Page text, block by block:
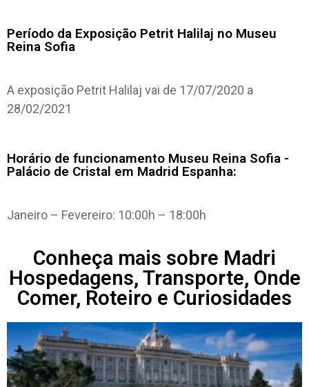
Período da Exposição Petrit Halilaj no Museu
Reina Sofia
A exposição Petrit Halilaj vai de 17/07/2020 a
28/02/2021
Horário de funcionamento Museu Reina Sofia -
Palácio de Cristal em Madrid Espanha:
Janeiro – Fevereiro: 10:00h – 18:00h
Conheça mais sobre Madri
Hospedagens, Transporte, Onde
Comer, Roteiro e Curiosidades